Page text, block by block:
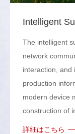
Intelligent
The intelligent
network
interaction, and
production
modern device
construction of
詳細はこちら